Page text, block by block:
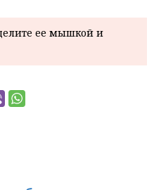
ее мышкой и